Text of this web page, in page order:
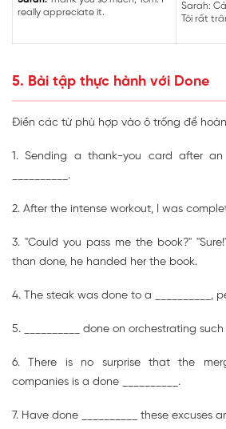
really appreciate it.
Sarah:
Tôi rất
5. Bài tập thực hành với Done
Điền các từ phù hợp vào ô trống để
1. Sending a thank-you card after
__________.
2. After the intense workout, I was
3. "Could you pass me the book?" "Sure!"
than done, he handed her the book.
4. The steak was done to a __________,
5. __________ done on orchestrating
6. There is no surprise that the
companies is a done __________.
7. Have done __________ these excuses